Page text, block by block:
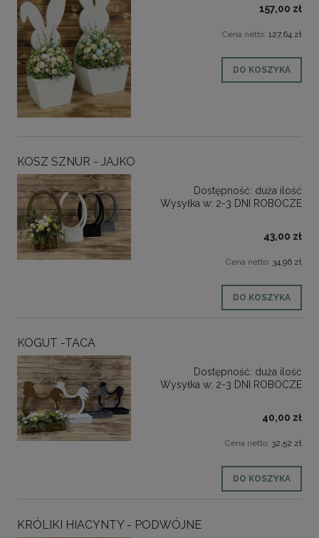
157,00 zł
Cena netto: 127,64 zł
DO KOSZYKA
KOSZ SZNUR - JAJKO
Dostępność: duża ilość
Wysyłka w: 2-3 DNI ROBOCZE
43,00 zł
Cena netto: 34,96 zł
DO KOSZYKA
KOGUT -TACA
Dostępność: duża ilość
Wysyłka w: 2-3 DNI ROBOCZE
40,00 zł
Cena netto: 32,52 zł
DO KOSZYKA
KRÓLIKI HIACYNTY - PODWÓJNE